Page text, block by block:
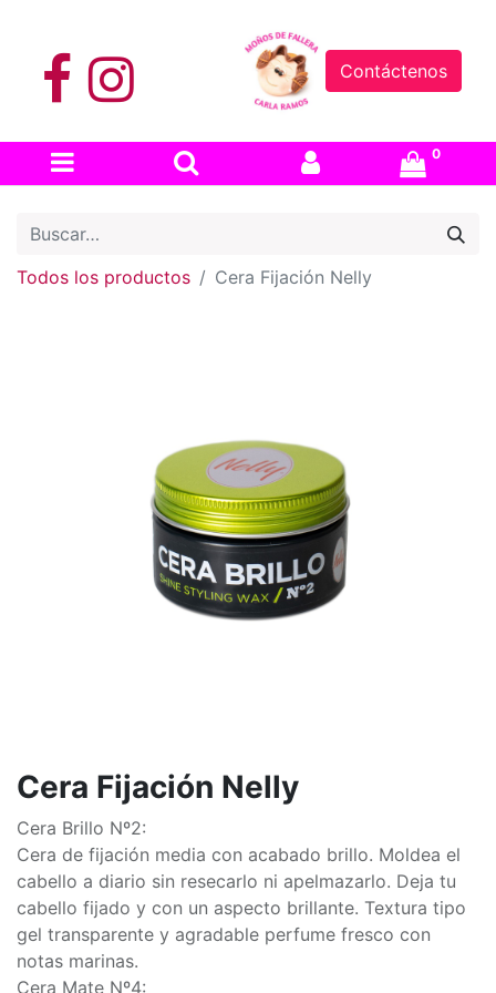
Contáctenos
0
Todos los productos Cera Fijación Nelly
Cera Fijación Nelly
Cera Brillo Nº2:
Cera de fijación media con acabado brillo. Moldea el
cabello a diario sin resecarlo ni apelmazarlo. Deja tu
cabello fijado y con un aspecto brillante. Textura tipo
gel transparente y agradable perfume fresco con
notas marinas.
Cera Mate Nº4: